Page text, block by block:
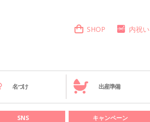
SHOP 内祝い
名づけ 出産準備
SNS キャンペーン